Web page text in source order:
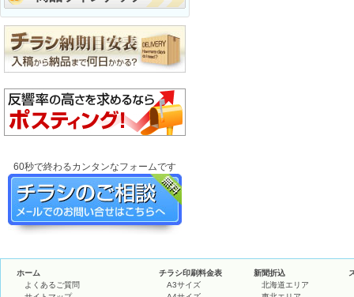
60秒で終わるカンタンなフォームです
ホーム
よくあるご質問
チラシ印刷料金表
A3サイズ
新聞折込
北海道エリア